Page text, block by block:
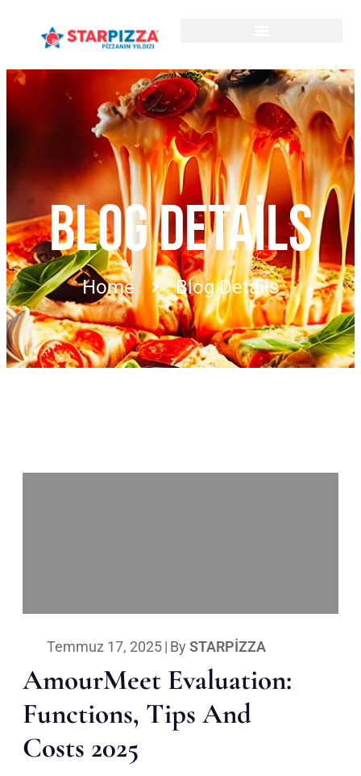
BLOG DETAILS
Home Blog Details
Temmuz 17, 2025| By STARPIZZA
AmourMeet Evaluation:
Functions, Tips And
Costs 2025